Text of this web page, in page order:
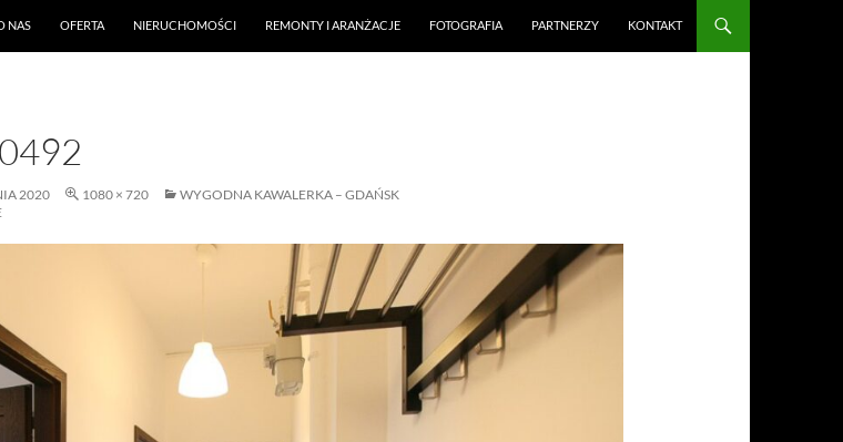
NAS OFERTA NIERUCHOMOŚCI REMONTY I ARANŻACJE FOTOGRAFIA PARTNERZY KONTAKT
2020 1080 × 720
WYGODNA KAWALERKA – GDAŃSK